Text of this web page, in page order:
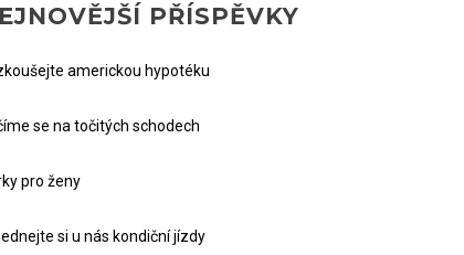
PŘÍSPĚVKY
americkou hypotéku
se na točitých schodech
pro ženy
si u nás kondiční jízdy